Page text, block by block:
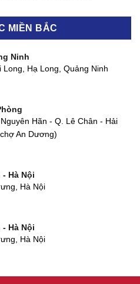
Quận 7, TP HCM
5, TP HCM
Bình, TP HCM
phố Huế, Thừa Thiên Huế
Hà Tĩnh
Định
phố Quy Nhơn, Bình Định
MIỀN BẮC
Ninh
Hạ Long, Quảng Ninh
Hãn - Q. Lê Chân - Hải
An Dương)
Hà Nội
Hà Nội
Hà Nội
Hà Nội